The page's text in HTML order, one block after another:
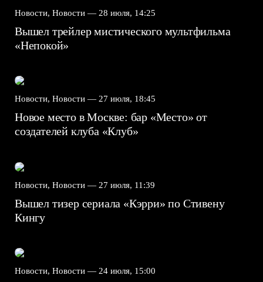
Новости, Новости — 28 июля, 14:25
Вышел трейлер мистического мультфильма
«Непокой»
Новости, Новости — 27 июля, 18:45
Новое место в Москве: бар «Место» от
создателей клуба «Клуб»
Новости, Новости — 27 июля, 11:39
Вышел тизер сериала «Кэрри» по Стивену
Кингу
Новости, Новости — 24 июля, 15:00